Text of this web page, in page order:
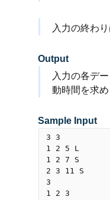
入力の終わ
Output
入力の各デ
動時間を求め
Sample Input
3 3
1 2 5 L
1 2 7 S
2 3 11 S
3
1 2 3